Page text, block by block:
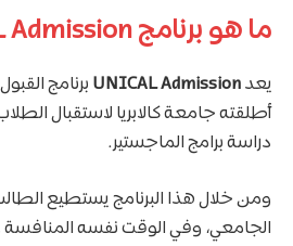
ما هو برنامج UNICAL Admission؟
يعدUNICAL Admission برنامج
أطلقته جامعة كالابريا لاستقبال
دراسة برامج الماجستير.
ومن خلال هذا البرنامج يستطيع
الجامعي، وفي الوقت نفسه المنافسة